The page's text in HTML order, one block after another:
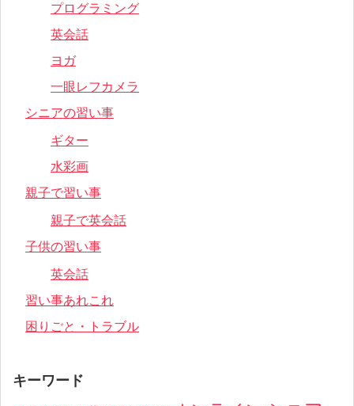
プログラミング
英会話
ヨガ
一眼レフカメラ
シニアの習い事
ギター
水彩画
親子で習い事
親子で英会話
子供の習い事
英会話
習い事あれこれ
困りごと・トラブル
キーワード